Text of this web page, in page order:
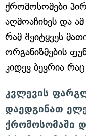
ქრომოსომები
აღმოაჩინეს და
რამ შეიტყვეს
ორგანიზმების
კიდევ ბევრია
კვლევის
დაედგინათ
ქრომოსომაში